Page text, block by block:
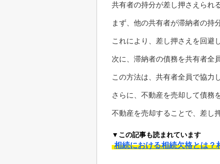
共有者の持分が差し押さえられ
まず、他の共有者が滞納者の持
これにより、差し押さえを回避
次に、滞納者の債務を共有者全
この方法は、共有者全員で協力
さらに、不動産を売却して債務
不動産を売却することで、差し
▼この記事も読まれています
相続における相続欠格とは？